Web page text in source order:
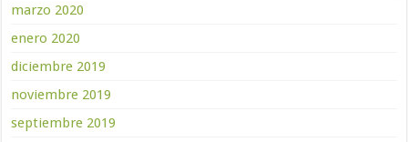
marzo 2020
enero 2020
diciembre 2019
noviembre 2019
septiembre 2019